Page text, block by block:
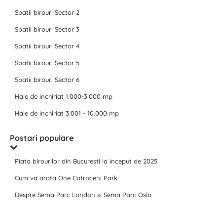
Spatii birouri Sector 2
Spatii birouri Sector 3
Spatii birouri Sector 4
Spatii birouri Sector 5
Spatii birouri Sector 6
Hale de inchiriat 1.000-3.000 mp
Hale de inchiriat 3.001 - 10.000 mp
Postari populare
Piata birourilor din Bucuresti la inceput de 2025
Cum va arata One Cotroceni Park
Despre Sema Parc London si Sema Parc Oslo